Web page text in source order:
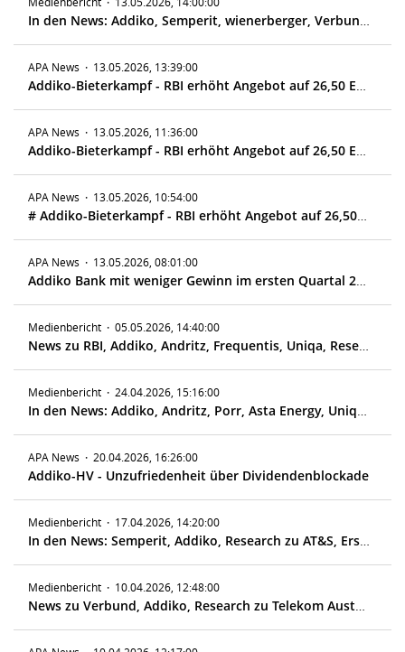
In den News: Addiko, Semperit, wienerberger, Verbund, Polytec, Bajaj Mobility, Andritz, Strabag, Post, Asta Energy
APA News · 13.05.2026, 13:39:00
Addiko-Bieterkampf - RBI erhöht Angebot auf 26,50 Euro je Aktie
APA News · 13.05.2026, 11:36:00
Addiko-Bieterkampf - RBI erhöht Angebot auf 26,50 Euro je Aktie
APA News · 13.05.2026, 10:54:00
# Addiko-Bieterkampf - RBI erhöht Angebot auf 26,50 Euro je Aktie
APA News · 13.05.2026, 08:01:00
Addiko Bank mit weniger Gewinn im ersten Quartal 2026
Medienbericht · 05.05.2026, 14:40:00
News zu RBI, Addiko, Andritz, Frequentis, Uniqa, Research zu Palfinger, Flughafen Wien, Erste Group
Medienbericht · 24.04.2026, 15:16:00
In den News: Addiko, Andritz, Porr, Asta Energy, Uniqa, Fondsvolumen
APA News · 20.04.2026, 16:26:00
Addiko-HV - Unzufriedenheit über Dividendenblockade
Medienbericht · 17.04.2026, 14:20:00
In den News: Semperit, Addiko, Research zu AT&S, Erste Group
Medienbericht · 10.04.2026, 12:48:00
News zu Verbund, Addiko, Research zu Telekom Austria